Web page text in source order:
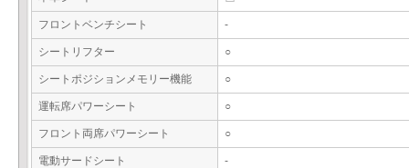
フロントベンチシート -
シートリフター ○
シートポジションメモリー機能 ○
運転席パワーシート ○
フロント両席パワーシート ○
電動サードシート -